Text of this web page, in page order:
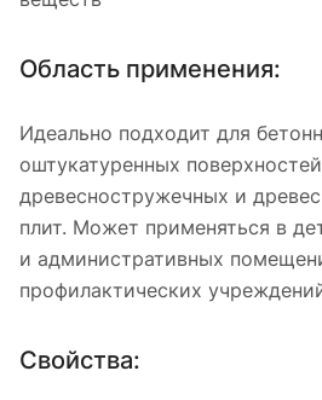
Область применения:
Идеально подходит для
оштукатуренных
древесностружечных и
плит. Может применяться в
и административных
профилактических
Свойства: